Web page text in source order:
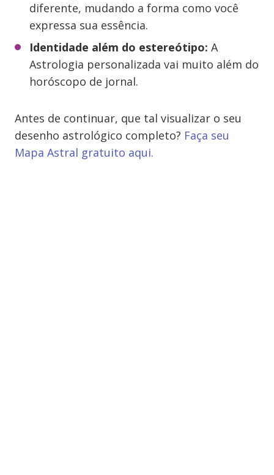
diferente, mudando a forma como você
expressa sua essência.
Identidade além do estereótipo: A
Astrologia personalizada vai muito além do
horóscopo de jornal.
Antes de continuar, que tal visualizar o seu
desenho astrológico completo? Faça seu
Mapa Astral gratuito aqui.